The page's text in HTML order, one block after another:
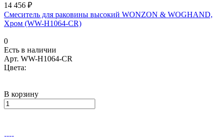
14 456 ₽
Смеситель для раковины высокий WONZON & WOGHAND,
Хром (WW-H1064-CR)
0
Есть в наличии
Арт. WW-H1064-CR
Цвета:
В корзину